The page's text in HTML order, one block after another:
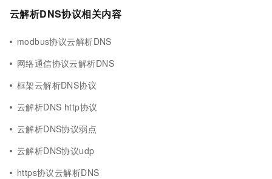
云解析DNS协议相关内容
modbus协议云解析DNS
网络通信协议云解析DNS
框架云解析DNS协议
云解析DNS http协议
云解析DNS协议弱点
云解析DNS协议udp
https协议云解析DNS